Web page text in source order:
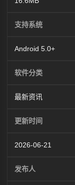
支持系统
Android 5.0+
软件分类
最新资讯
更新时间
2026-06-21
发布人